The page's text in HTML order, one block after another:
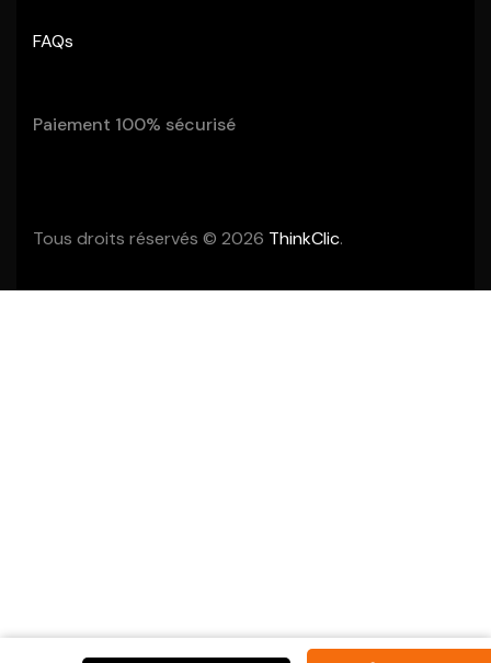
FAQs
Paiement 100% sécurisé
Tous droits réservés © 2026 ThinkClic.